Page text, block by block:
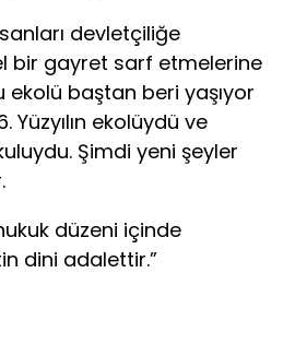
devletçiliğe
bir gayret sarf etmelerine
ekolü baştan beri yaşıyor
Yüzyılın ekolüydü ve
Şimdi yeni şeyler
düzeni içinde
dini adalettir.”